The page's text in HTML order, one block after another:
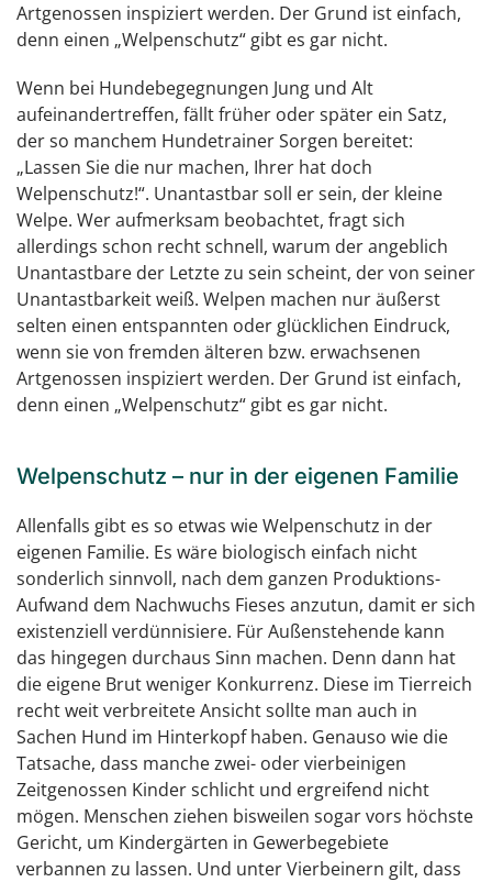
Artgenossen inspiziert werden. Der Grund ist einfach,
denn einen „Welpenschutz“ gibt es gar nicht.
Wenn bei Hundebegegnungen Jung und Alt
aufeinandertreffen, fällt früher oder später ein Satz,
der so manchem Hundetrainer Sorgen bereitet:
„Lassen Sie die nur machen, Ihrer hat doch
Welpenschutz!“. Unantastbar soll er sein, der kleine
Welpe. Wer aufmerksam beobachtet, fragt sich
allerdings schon recht schnell, warum der angeblich
Unantastbare der Letzte zu sein scheint, der von seiner
Unantastbarkeit weiß. Welpen machen nur äußerst
selten einen entspannten oder glücklichen Eindruck,
wenn sie von fremden älteren bzw. erwachsenen
Artgenossen inspiziert werden. Der Grund ist einfach,
denn einen „Welpenschutz“ gibt es gar nicht.
Welpenschutz – nur in der eigenen Familie
Allenfalls gibt es so etwas wie Welpenschutz in der
eigenen Familie. Es wäre biologisch einfach nicht
sonderlich sinnvoll, nach dem ganzen Produktions-
Aufwand dem Nachwuchs Fieses anzutun, damit er sich
existenziell verdünnisiere. Für Außenstehende kann
das hingegen durchaus Sinn machen. Denn dann hat
die eigene Brut weniger Konkurrenz. Diese im Tierreich
recht weit verbreitete Ansicht sollte man auch in
Sachen Hund im Hinterkopf haben. Genauso wie die
Tatsache, dass manche zwei- oder vierbeinigen
Zeitgenossen Kinder schlicht und ergreifend nicht
mögen. Menschen ziehen bisweilen sogar vors höchste
Gericht, um Kindergärten in Gewerbegebiete
verbannen zu lassen. Und unter Vierbeinern gilt, dass